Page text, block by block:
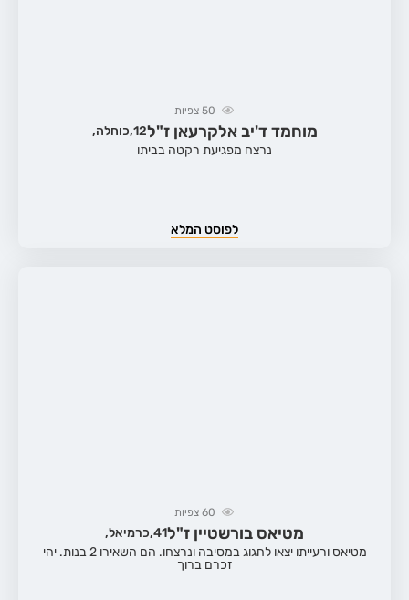
50 צפיות
מוחמד ד'יב אלקרעאן ז"ל12, כוחלה,
נרצח מפגיעת רקטה בביתו
לפוסט המלא
60 צפיות
מטיאס בורשטיין ז"ל41, כרמיאל,
מטיאס ורעייתו יצאו לחגוג במסיבה ונרצחו. הם השאירו 2 בנות. יהי
זכרם ברוך